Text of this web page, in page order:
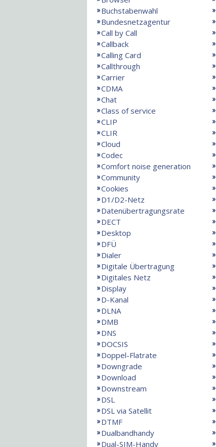
Buchstabenwahl
Bundesnetzagentur
Call by Call
Callback
Calling Card
Callthrough
Carrier
CDMA
Chat
Class of service
CLIP
CLIR
Cloud
Codec
Comfort noise generation
Community
Cookies
D1/D2-Netz
Datenübertragungsrate
DECT
Desktop
DFÜ
Dialer
Digitale Übertragung
Digitales Netz
Display
D-Kanal
DLNA
DMB
DNS
DOCSIS
Doppel-Flatrate
Downgrade
Download
Downstream
DSL
DSL via Satellit
DTMF
Dualbandhandy
Dual-SIM-Handy